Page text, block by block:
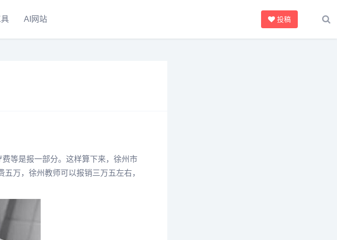
AI网站 投稿
等是报一部分。这样算下来，徐州市
万，徐州教师可以报销三万五左右，